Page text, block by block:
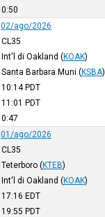
0:50
02/ago/2026
CL35
Int'l di Oakland (KOAK)
Santa Barbara Muni (KSBA)
10:14PDT
11:01 PDT
0:47
01/ago/2026
CL35
Teterboro (KTEB)
Int'l di Oakland (KOAK)
17:16 EDT
19:55 PDT